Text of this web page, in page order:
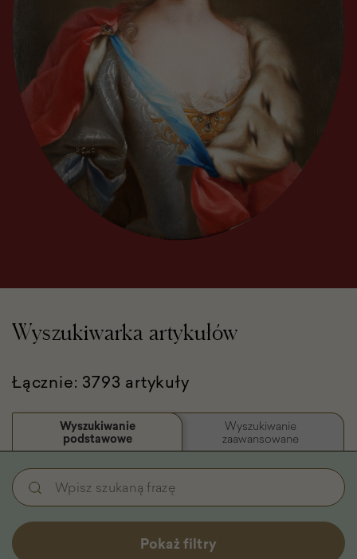
Wyszukiwarka artykułów
Łącznie: 3793 artykuły
Wyszukiwanie
podstawowe
Wyszukiwanie
zaawansowane
Wyszukiwanie
podstawowe
-
Filtry
Wpisz
szukaną
frazę
Pokaż filtry